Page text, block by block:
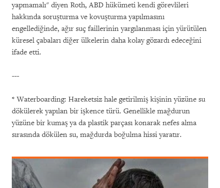
yapmamalı" diyen Roth, ABD hükümeti kendi görevlileri
hakkında soruşturma ve kovuşturma yapılmasını
engellediğinde, ağır suç faillerinin yargılanması için yürütülen
küresel çabaları diğer ülkelerin daha kolay gözardı edeceğini
ifade etti.
---
* Waterboarding: Hareketsiz hale getirilmiş kişinin yüzüne su
dökülerek yapılan bir işkence türü. Genellikle mağdurun
yüzüne bir kumaş ya da plastik parçası konarak nefes alma
sırasında dökülen su, mağdurda boğulma hissi yaratır.